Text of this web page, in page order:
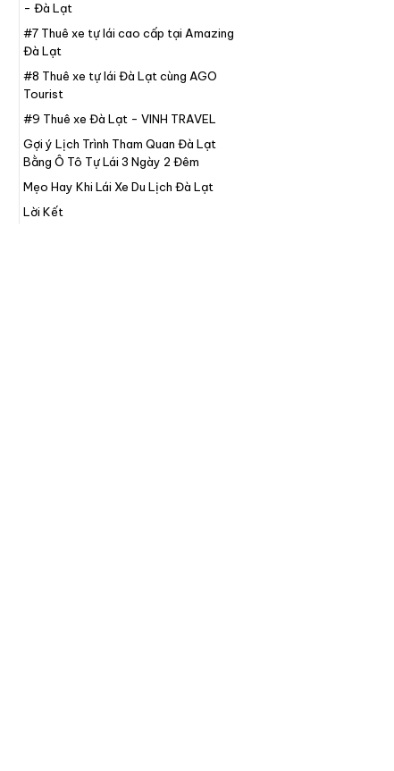
- Đà Lạt
#7 Thuê xe tự lái cao cấp tại Amazing
Đà Lạt
#8 Thuê xe tự lái Đà Lạt cùng AGO
Tourist
#9 Thuê xe Đà Lạt - VINH TRAVEL
Gợi ý Lịch Trình Tham Quan Đà Lạt
Bằng Ô Tô Tự Lái 3 Ngày 2 Đêm
Mẹo Hay Khi Lái Xe Du Lịch Đà Lạt
Lời Kết